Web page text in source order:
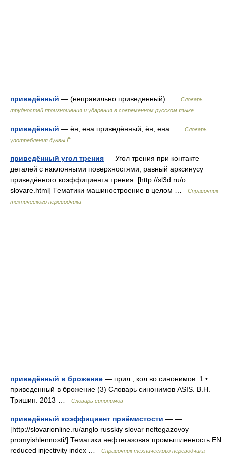
приведённый — (неправильно приведенный) …
Словарь
трудностей произношения и ударения в современном русском языке
приведённый — ён, ена приведённый, ён, ена …
Словарь
употребления буквы Ё
приведённый угол трения — Угол трения при контакте
деталей с наклонными поверхностями, равный арксинусу
приведённого коэффициента трения. [http://sl3d.ru/o
slovare.html] Тематики машиностроение в целом …
Справочник
технического переводчика
приведённый в брожение — прил., кол во синонимов: 1 •
приведенный в брожение (3) Словарь синонимов ASIS. В.Н.
Тришин. 2013 …
Словарь синонимов
приведённый коэффициент приёмистости — —
[http://slovarionline.ru/anglo russkiy slovar neftegazovoy
promyishlennosti/] Тематики нефтегазовая промышленность EN
reduced injectivity index …
Справочник технического переводчика